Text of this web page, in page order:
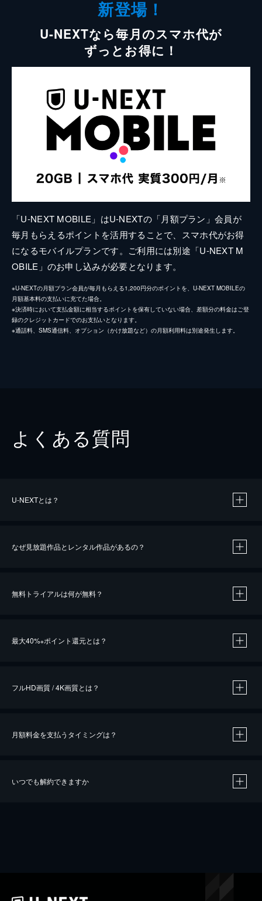
新登場！
U-NEXTなら毎月のスマホ代が
ずっとお得に！
「U-NEXT MOBILE」はU-NEXTの「月額プラン」会員が
毎月もらえるポイントを活用することで、スマホ代がお得
になるモバイルプランです。ご利用には別途「U-NEXT M
OBILE」のお申し込みが必要となります。
※U-NEXTの月額プラン会員が毎月もらえる1,200円分のポイントを、U-NEXT MOBILEの
月額基本料の支払いに充てた場合。
※決済時において支払金額に相当するポイントを保有していない場合、差額分の料金はご登
録のクレジットカードでのお支払いとなります。
※通話料、SMS通信料、オプション（かけ放題など）の月額利用料は別途発生します。
よくある質問
U-NEXTとは？
なぜ見放題作品とレンタル作品があるの？
無料トライアルは何が無料？
最大40%※ポイント還元とは？
※40％ポイント還元の対象は、クレジットカード決済による作品の購入 / レンタルです。
iOSアプリのUコイン決済による作品の購入 / レンタルは、20％のポイント還元です。
フルHD画質 / 4K画質とは？
月額料金を支払うタイミングは？
いつでも解約できますか